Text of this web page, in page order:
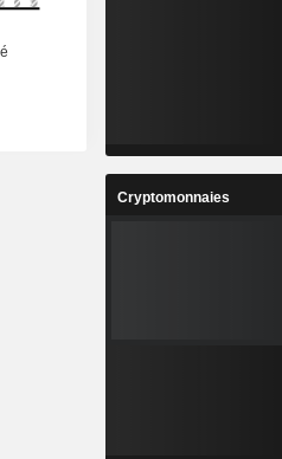
Cryptomonnaies